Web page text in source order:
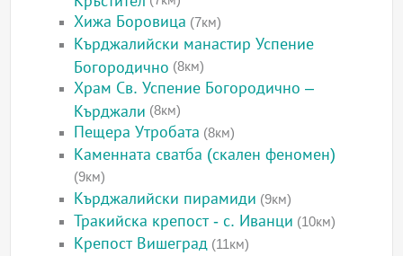
Хижа Боровица (7км)
Кърджалийски манастир Успение
Богородично (8км)
Храм Св. Успение Богородично –
Кърджали (8км)
Пещера Утробата (8км)
Каменната сватба (скален феномен)
(9км)
Кърджалийски пирамиди (9км)
Тракийска крепост - с. Иванци (10км)
Крепост Вишеград (11км)